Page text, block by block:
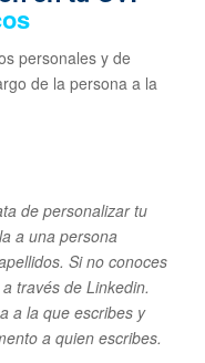
personales y de
de la persona a la
de personalizar tu
a una persona
Si no conoces
través de Linkedin.
a la que escribes y
a quien escribes.